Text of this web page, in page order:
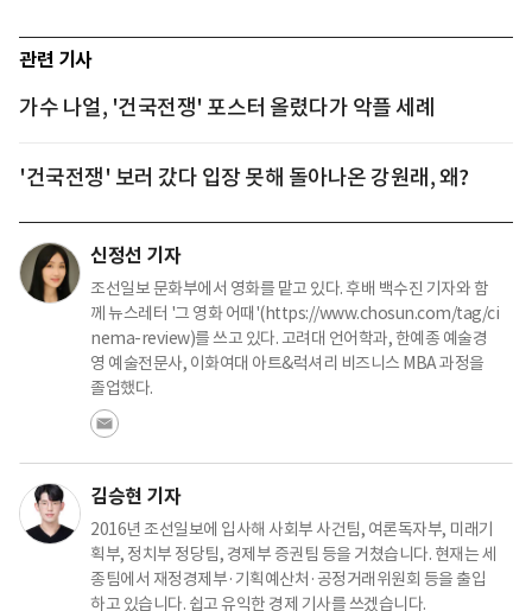
관련 기사
가수 나얼, '건국전쟁' 포스터 올렸다가 악플 세례
'건국전쟁' 보러 갔다 입장 못해 돌아나온 강원래, 왜?
신정선 기자
조선일보 문화부에서 영화를 맡고 있다. 후배 백수진 기자와 함
께 뉴스레터 '그 영화 어때'(https://www.chosun.com/tag/ci
nema-review)를 쓰고 있다. 고려대 언어학과, 한예종 예술경
영 예술전문사, 이화여대 아트&럭셔리 비즈니스 MBA 과정을
졸업했다.
김승현 기자
2016년 조선일보에 입사해 사회부 사건팀, 여론독자부, 미래기
획부, 정치부 정당팀, 경제부 증권팀 등을 거쳤습니다. 현재는 세
종팀에서 재정경제부·기획예산처·공정거래위원회 등을 출입
하고 있습니다. 쉽고 유익한 경제 기사를 쓰겠습니다.